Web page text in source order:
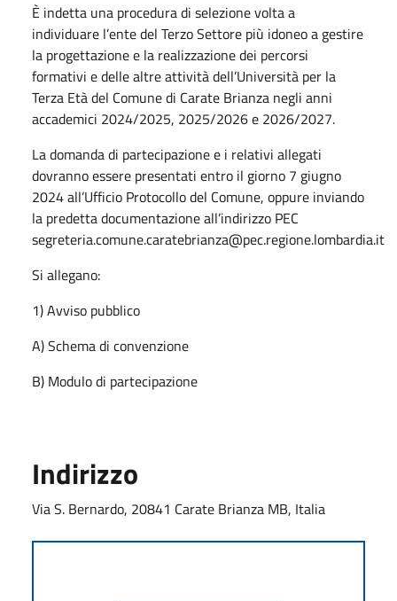
È indetta una procedura di selezione volta a
individuare l’ente del Terzo Settore più idoneo a gestire
la progettazione e la realizzazione dei percorsi
formativi e delle altre attività dell’Università per la
Terza Età del Comune di Carate Brianza negli anni
accademici 2024/2025, 2025/2026 e 2026/2027.
La domanda di partecipazione e i relativi allegati
dovranno essere presentati entro il giorno 7 giugno
2024 all’Ufficio Protocollo del Comune, oppure inviando
la predetta documentazione all’indirizzo PEC
segreteria.comune.caratebrianza@pec.regione.lombardia.it
Si allegano:
1) Avviso pubblico
A) Schema di convenzione
B) Modulo di partecipazione
Indirizzo
Via S. Bernardo, 20841 Carate Brianza MB, Italia